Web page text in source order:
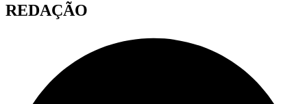
REDAÇÃO